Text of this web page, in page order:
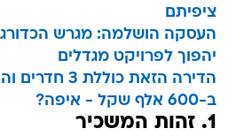
ציפיתם
העסקה הושלמה: מגרש
יהפוך לפרויקט מגדלים
הדירה הזאת
ב-600 אלף שקל - איפה?
1. זהות המשכיר